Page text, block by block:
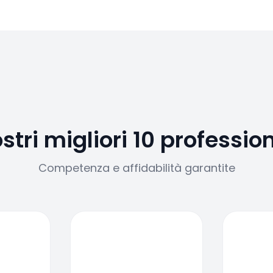
migliori 10
Competenza e affidabilità garantite